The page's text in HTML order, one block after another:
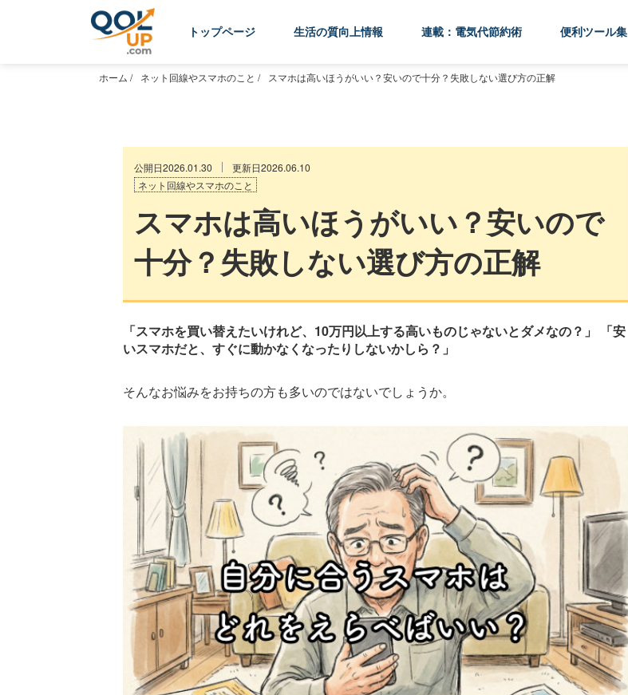
トップページ 生活の質向上情報 連載：電気代節約術 便利ツール集
ホーム / ネット回線やスマホのこと / スマホは高いほうがいい？安いので十分？失敗しない選び方の正解
公開日2026.01.30
更新日2026.06.10
ネット回線やスマホのこと
スマホは高いほうがいい？安いので
十分？失敗しない選び方の正解
「スマホを買い替えたいけれど、10万円以上する高いものじゃないとダメなの？」
「安
いスマホだと、すぐに動かなくなったりしないかしら？」
そんなお悩みをお持ちの方も多いのではないでしょうか。